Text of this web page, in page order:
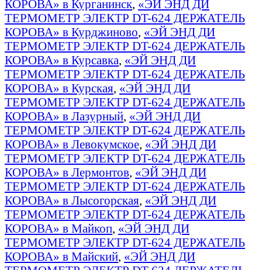
КОРОВА» в Курганинск, «ЭЙ ЭНД ДИ
ТЕРМОМЕТР ЭЛЕКТР DT-624 ДЕРЖАТЕЛЬ
КОРОВА» в Курджиново, «ЭЙ ЭНД ДИ
ТЕРМОМЕТР ЭЛЕКТР DT-624 ДЕРЖАТЕЛЬ
КОРОВА» в Курсавка, «ЭЙ ЭНД ДИ
ТЕРМОМЕТР ЭЛЕКТР DT-624 ДЕРЖАТЕЛЬ
КОРОВА» в Курская, «ЭЙ ЭНД ДИ
ТЕРМОМЕТР ЭЛЕКТР DT-624 ДЕРЖАТЕЛЬ
КОРОВА» в Лазурный, «ЭЙ ЭНД ДИ
ТЕРМОМЕТР ЭЛЕКТР DT-624 ДЕРЖАТЕЛЬ
КОРОВА» в Левокумское, «ЭЙ ЭНД ДИ
ТЕРМОМЕТР ЭЛЕКТР DT-624 ДЕРЖАТЕЛЬ
КОРОВА» в Лермонтов, «ЭЙ ЭНД ДИ
ТЕРМОМЕТР ЭЛЕКТР DT-624 ДЕРЖАТЕЛЬ
КОРОВА» в Лысогорская, «ЭЙ ЭНД ДИ
ТЕРМОМЕТР ЭЛЕКТР DT-624 ДЕРЖАТЕЛЬ
КОРОВА» в Майкоп, «ЭЙ ЭНД ДИ
ТЕРМОМЕТР ЭЛЕКТР DT-624 ДЕРЖАТЕЛЬ
КОРОВА» в Майский, «ЭЙ ЭНД ДИ